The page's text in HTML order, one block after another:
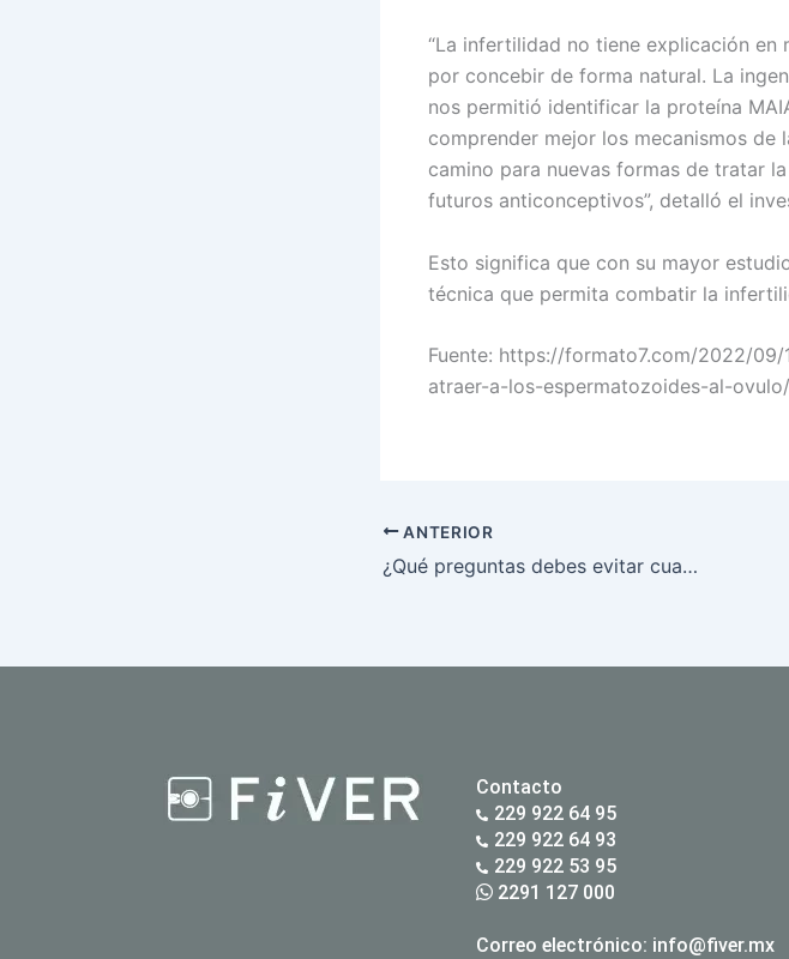
“La infertilidad no tiene explicación en
por concebir de forma natural. La
nos permitió identificar la proteína
comprender mejor los mecanismos de
camino para nuevas formas de tratar
futuros anticonceptivos”, detalló el
Esto significa que con su mayor
técnica que permita combatir la
Fuente: https://formato7.com/2022/
atraer-a-los-espermatozoides-al-ovulo/
ANTERIOR
¿Qué preguntas debes evitar cuando hablas con alguna mujer?
Contacto
229 922 64 95
229 922 64 93
229 922 53 95
2291 127 000
Correo electrónico: info@fiver.mx